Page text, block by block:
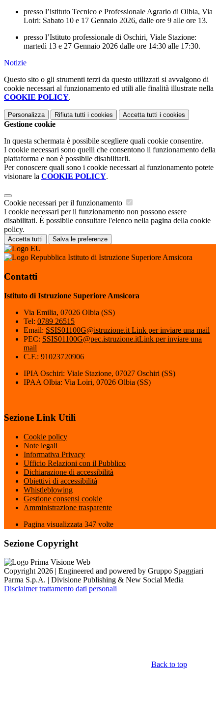
presso l’istituto Tecnico e Professionale Agrario di Olbia, Via
Loiri: Sabato 10 e 17 Gennaio 2026, dalle ore 9 alle ore 13.
presso l’Istituto professionale di Oschiri, Viale Stazione:
martedì 13 e 27 Gennaio 2026 dalle ore 14:30 alle 17:30.
Notizie
Questo sito o gli strumenti terzi da questo utilizzati si avvalgono di
cookie necessari al funzionamento ed utili alle finalità illustrate nella
COOKIE POLICY.
Personalizza Rifiuta tutti i cookies Accetta tutti i cookies
Gestione cookie
In questa schermata è possibile scegliere quali cookie consentire.
I cookie necessari sono quelli che consentono il funzionamento della
piattaforma e non è possibile disabilitarli.
Per conoscere quali sono i cookie necessari al funzionamento potete
visionare la COOKIE POLICY.
Cookie necessari per il funzionamento
I cookie necessari per il funzionamento non possono essere
disabilitati. È possibile consultare l'elenco nella pagina della cookie
policy.
Accetta tutti Salva le preferenze
Istituto di Istruzione Superiore Amsicora
Contatti
Istituto di Istruzione Superiore Amsicora
Via Emilia, 07026 Olbia (SS)
Tel: 0789 26515
Email: SSIS01100G@istruzione.it Link per inviare una mail
PEC: SSIS01100G@pec.istruzione.itLink per inviare una
mail
C.F.: 91023720906
IPIA Oschiri: Viale Stazione, 07027 Oschiri (SS)
IPAA Olbia: Via Loiri, 07026 Olbia (SS)
Sezione Link Utili
Cookie policy
Note legali
Informativa Privacy
Ufficio Relazioni con il Pubblico
Dichiarazione di accessibilità
Obiettivi di accessibilità
Whistleblowing
Gestione consensi cookie
Amministrazione trasparente
Pagina visualizzata 347 volte
Sezione Copyright
Copyright 2026 | Engineered and powered by Gruppo Spaggiari
Parma S.p.A. | Divisione Publishing & New Social Media
Disclaimer trattamento dati personali
Back to top